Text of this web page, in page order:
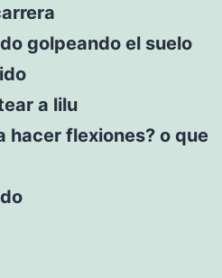
golpeando el suelo
a lilu
hacer flexiones? o que